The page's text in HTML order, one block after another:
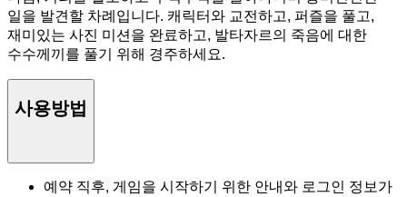
일을 발견할 차례입니다. 캐릭터와 교전하고, 퍼즐을 풀고,
재미있는 사진 미션을 완료하고, 발타자르의 죽음에 대한
수수께끼를 풀기 위해 경주하세요.
사용방법
예약 직후, 게임을 시작하기 위한 안내와 로그인 정보가